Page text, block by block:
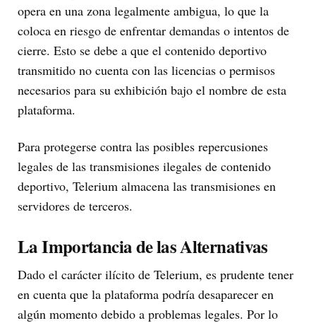
opera en una zona legalmente ambigua, lo que la
coloca en riesgo de enfrentar demandas o intentos de
cierre. Esto se debe a que el contenido deportivo
transmitido no cuenta con las licencias o permisos
necesarios para su exhibición bajo el nombre de esta
plataforma.
Para protegerse contra las posibles repercusiones
legales de las transmisiones ilegales de contenido
deportivo, Telerium almacena las transmisiones en
servidores de terceros.
La Importancia de las Alternativas
Dado el carácter ilícito de Telerium, es prudente tener
en cuenta que la plataforma podría desaparecer en
algún momento debido a problemas legales. Por lo